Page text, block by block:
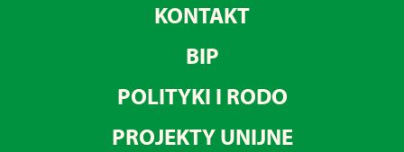
KONTAKT
BIP
POLITYKI I RODO
PROJEKTY UNIJNE